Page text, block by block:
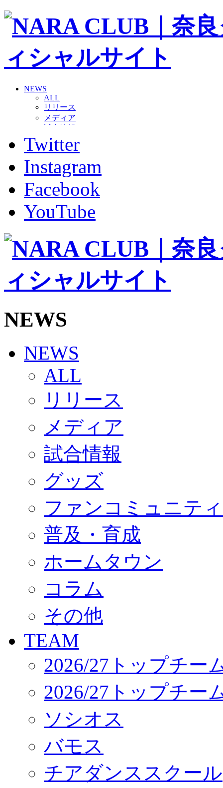
NEWS
ALL
リリース
メディア
グッズ
ファンコミュニティ
ホームタウン
コラム
その他
TEAM
2026/27トップチーム
2026/27トップチームスタッフ
バモス
チアダンススクール
ボランティアチーム「volundeer」
ビクトリーロード
HOMEGAME
観戦ルール＆マナー
Jリーグ運営管理規定
写真・動画使用ガイドライン
SCHEDULE
2026/27
練習見学時のファンサービスについて
TICKET
奈良クラブ明治安田J3リーグ2026/27シーズン試
奈良クラブ明治安田Ｊ3リーグ 2026/27シーズン「
観戦ルール＆マナー
2026/27ファンコミュニティ
サポートショップ
GOODS
オフィシャルストア（実店舗）
オンラインストア
ACADEMY
アカデミーについて
コーチ&スタッフ
ジュニア
ジュニアユース
ユース
練習拠点（ナラディーア）
SCHOOL
CLUB
パートナー募集
クラブ理念
サステナビリティ
Web制作支援
応援プロジェクト
Twitter
Instagram
Facebook
YouTube
NEWS
NEWS
ALL
リリース
メディア
試合情報
グッズ
ファンコミュニティ
普及・育成
ホームタウン
コラム
その他
TEAM
2026/27トップチー
2026/27トップチー
ソシオス
バモス
チアダンススクール